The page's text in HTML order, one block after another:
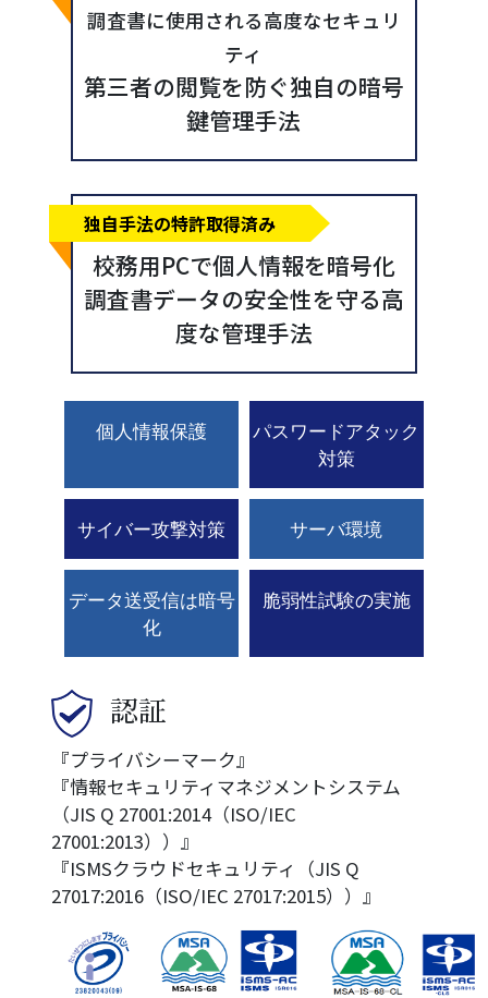
調査書に使用される高度なセキュリ
ティ
第三者の閲覧を防ぐ独自の暗号
鍵管理手法
校務用PCで個人情報を暗号化
調査書データの安全性を守る高
度な管理手法
個人情報保護
パスワードアタック
対策
サイバー攻撃対策 サーバ環境
データ送受信は暗号
化
脆弱性試験の実施
認証
『プライバシーマーク』
『情報セキュリティマネジメントシステム
（JIS Q 27001:2014（ISO/IEC
27001:2013））』
『ISMSクラウドセキュリティ（JIS Q
27017:2016（ISO/IEC 27017:2015））』